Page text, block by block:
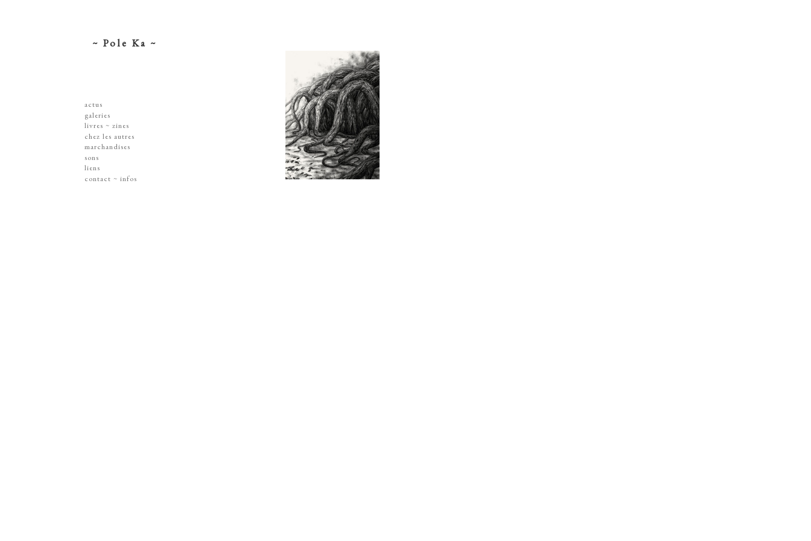
~ Pole Ka ~
actus
galeries
dessins ~ illustrations
affiches ~ concerts ~ disques
gravures
peintures
dissections ~ découpes
jouets ~ objets
livres ~ zines
chez les autres
marchandises
sérigraphies
livres & zines
gravures
sons
liens
contact ~ infos